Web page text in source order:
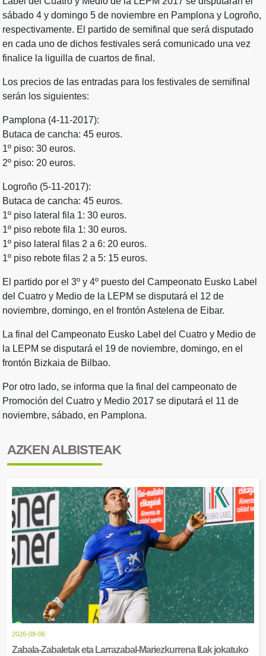
sábado 4 y domingo 5 de noviembre en Pamplona y Logroño,
respectivamente. El partido de semifinal que será disputado
en cada uno de dichos festivales será comunicado una vez
finalice la liguilla de cuartos de final.
Los precios de las entradas para los festivales de semifinal
serán los siguientes:
Pamplona (4-11-2017):
Butaca de cancha: 45 euros.
1º piso: 30 euros.
2º piso: 20 euros.
Logroño (5-11-2017):
Butaca de cancha: 45 euros.
1º piso lateral fila 1: 30 euros.
1º piso rebote fila 1: 30 euros.
1º piso lateral filas 2 a 6: 20 euros.
1º piso rebote filas 2 a 5: 15 euros.
El partido por el 3º y 4º puesto del Campeonato Eusko Label
del Cuatro y Medio de la LEPM se disputará el 12 de
noviembre, domingo, en el frontón Astelena de Eibar.
La final del Campeonato Eusko Label del Cuatro y Medio de
la LEPM se disputará el 19 de noviembre, domingo, en el
frontón Bizkaia de Bilbao.
Por otro lado, se informa que la final del campeonato de
Promoción del Cuatro y Medio 2017 se diputará el 11 de
noviembre, sábado, en Pamplona.
AZKEN ALBISTEAK
2026-08-06
Zabala-Zabaletak eta Larrazabal-Mariezkurrena II.ak jokatuko